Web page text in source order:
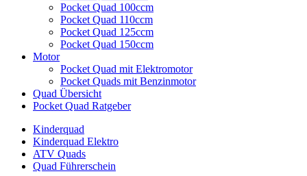
Pocket Quad 100ccm
Pocket Quad 110ccm
Pocket Quad 125ccm
Pocket Quad 150ccm
Motor
Pocket Quad mit Elektromotor
Pocket Quads mit Benzinmotor
Quad Übersicht
Pocket Quad Ratgeber
Kinderquad
Kinderquad Elektro
ATV Quads
Quad Führerschein